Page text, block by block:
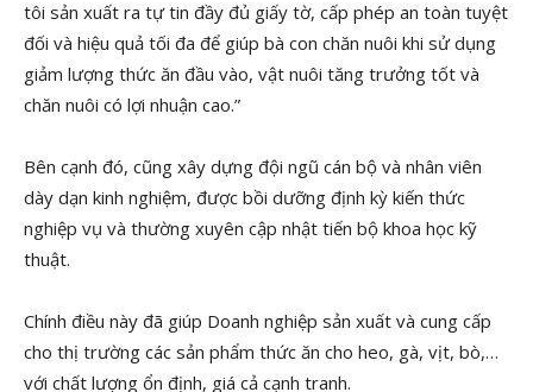
tôi sản xuất ra tự tin đầy đủ giấy tờ, cấp phép an toàn tuyệt
đối và hiệu quả tối đa để giúp bà con chăn nuôi khi sử dụng
giảm lượng thức ăn đầu vào, vật nuôi tăng trưởng tốt và
chăn nuôi có lợi nhuận cao.”
Bên cạnh đó, cũng xây dựng đội ngũ cán bộ và nhân viên
dày dạn kinh nghiệm, được bồi dưỡng định kỳ kiến thức
nghiệp vụ và thường xuyên cập nhật tiến bộ khoa học kỹ
thuật.
Chính điều này đã giúp Doanh nghiệp sản xuất và cung cấp
cho thị trường các sản phẩm thức ăn cho heo, gà, vịt, bò,…
với chất lượng ổn định, giá cả cạnh tranh.